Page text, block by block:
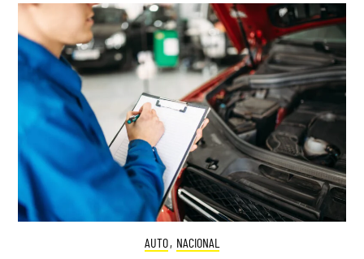
AUTO, NACIONAL